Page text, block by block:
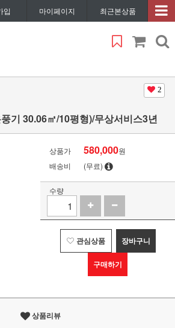
입 마이페이지 최근본상품
2
기 30.06㎡/10평형)/무상서비스3년
상품가 580,000원
배송비
(무료)
수량
관심상품 장바구니
구매하기
상품리뷰